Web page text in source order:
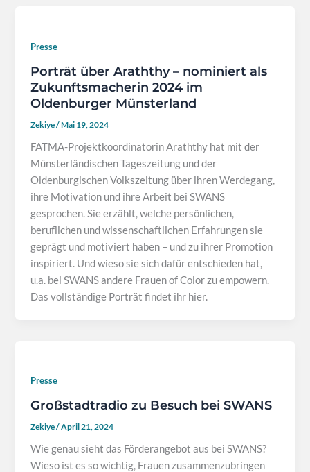
Presse
Porträt über Araththy – nominiert als
Zukunftsmacherin 2024 im
Oldenburger Münsterland
Zekiye/Mai 19, 2024
FATMA-Projektkoordinatorin Araththy hat mit der
Münsterländischen Tageszeitung und der
Oldenburgischen Volkszeitung über ihren Werdegang,
ihre Motivation und ihre Arbeit bei SWANS
gesprochen. Sie erzählt, welche persönlichen,
beruflichen und wissenschaftlichen Erfahrungen sie
geprägt und motiviert haben – und zu ihrer Promotion
inspiriert. Und wieso sie sich dafür entschieden hat,
u.a. bei SWANS andere Frauen of Color zu empowern.
Das vollständige Porträt findet ihr hier.
Presse
Großstadtradio zu Besuch bei SWANS
Zekiye/April 21, 2024
Wie genau sieht das Förderangebot aus bei SWANS?
Wieso ist es so wichtig, Frauen zusammenzubringen